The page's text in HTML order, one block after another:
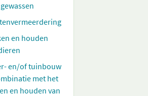
gewassen
en houden
en/of tuinbouw
met het
en houden van